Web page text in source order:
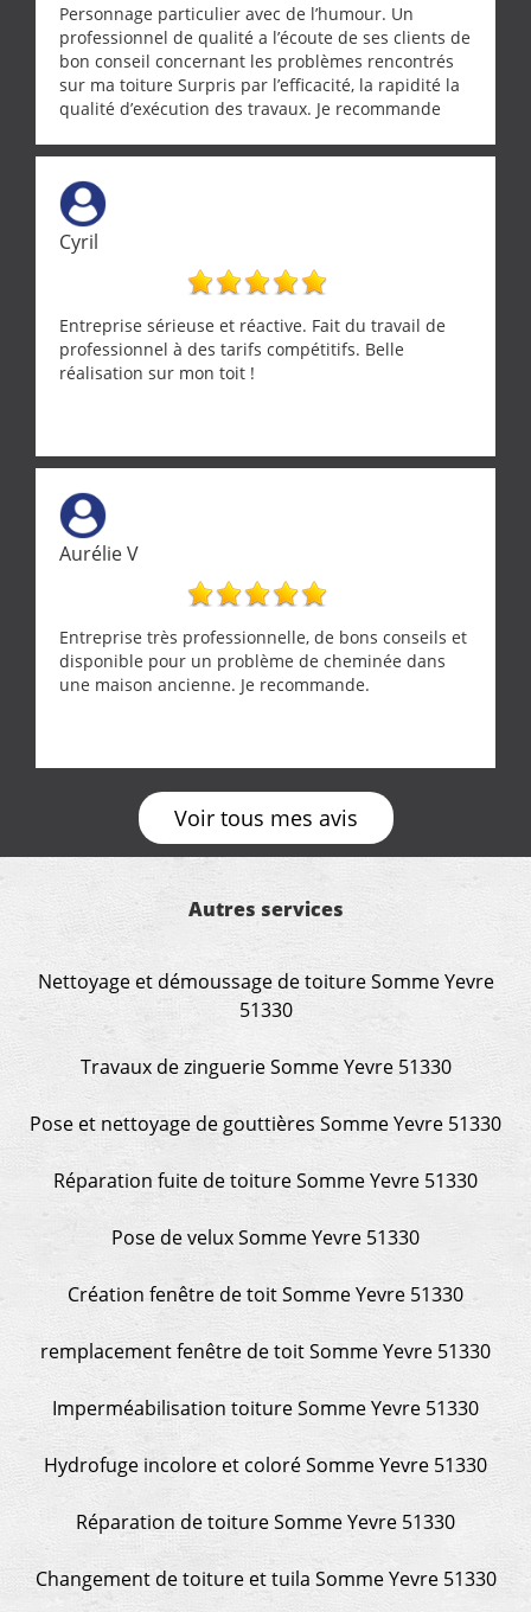
Personnage particulier avec de l’humour. Un
professionnel de qualité a l’écoute de ses clients de
bon conseil concernant les problèmes rencontrés
sur ma toiture Surpris par l’efficacité, la rapidité la
qualité d’exécution des travaux. Je recommande
Cyril
Entreprise sérieuse et réactive. Fait du travail de
professionnel à des tarifs compétitifs. Belle
réalisation sur mon toit !
Aurélie V
Entreprise très professionnelle, de bons conseils et
disponible pour un problème de cheminée dans
une maison ancienne. Je recommande.
Voir tous mes avis
Autres services
Nettoyage et démoussage de toiture Somme Yevre
51330
Travaux de zinguerie Somme Yevre 51330
Pose et nettoyage de gouttières Somme Yevre 51330
Réparation fuite de toiture Somme Yevre 51330
Pose de velux Somme Yevre 51330
Création fenêtre de toit Somme Yevre 51330
remplacement fenêtre de toit Somme Yevre 51330
Imperméabilisation toiture Somme Yevre 51330
Hydrofuge incolore et coloré Somme Yevre 51330
Réparation de toiture Somme Yevre 51330
Changement de toiture et tuila Somme Yevre 51330